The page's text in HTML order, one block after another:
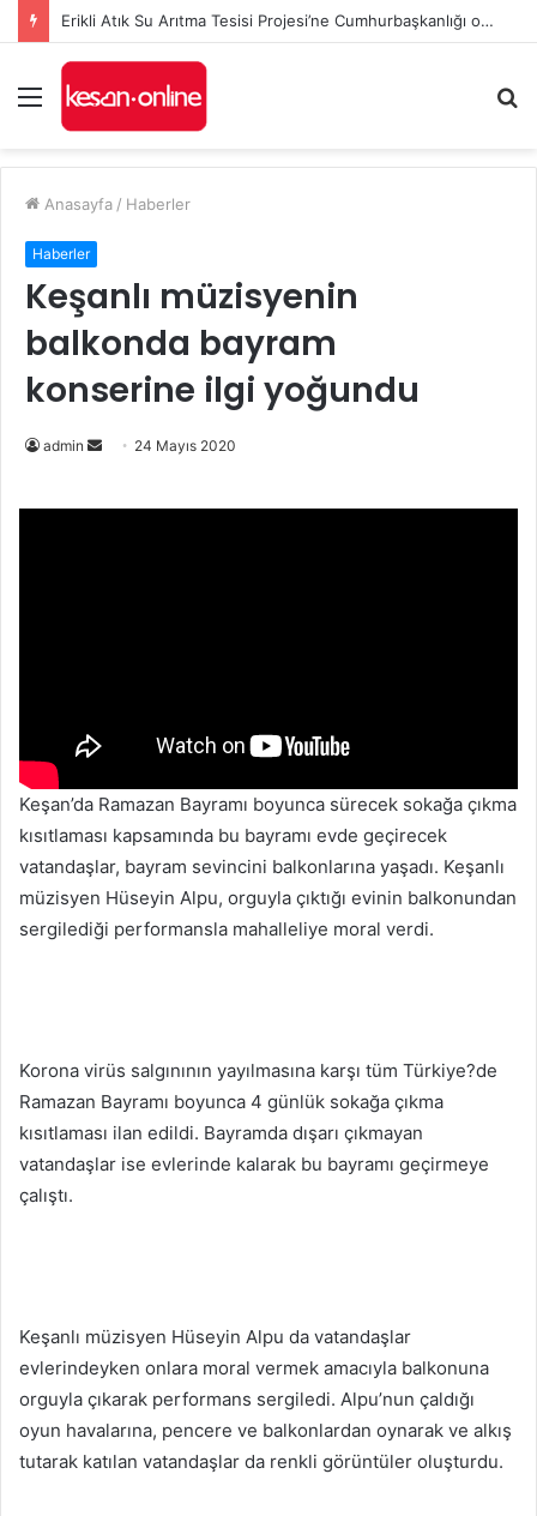
Erikli Atık Su Arıtma Tesisi Projesi’ne Cumhurbaşkanlığı onayı
Menü
...
Anasayfa / Haberler
Haberler
Keşanlı müzisyenin
balkonda bayram
konserine ilgi yoğundu
admin
Bir
24 Mayıs 2020
Keşan’da Ramazan Bayramı boyunca sürecek sokağa çıkma
kısıtlaması kapsamında bu bayramı evde geçirecek
vatandaşlar, bayram sevincini balkonlarına yaşadı. Keşanlı
müzisyen Hüseyin Alpu, orguyla çıktığı evinin balkonundan
sergilediği performansla mahalleliye moral verdi.
Korona virüs salgınının yayılmasına karşı tüm Türkiye?de
Ramazan Bayramı boyunca 4 günlük sokağa çıkma
kısıtlaması ilan edildi. Bayramda dışarı çıkmayan
vatandaşlar ise evlerinde kalarak bu bayramı geçirmeye
çalıştı.
Keşanlı müzisyen Hüseyin Alpu da vatandaşlar
evlerindeyken onlara moral vermek amacıyla balkonuna
orguyla çıkarak performans sergiledi. Alpu’nun çaldığı
oyun havalarına, pencere ve balkonlardan oynarak ve alkış
tutarak katılan vatandaşlar da renkli görüntüler oluşturdu.